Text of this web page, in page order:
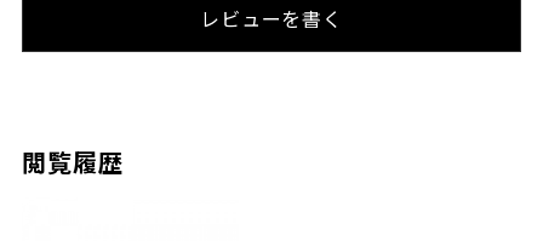
レビューを書く
閲覧履歴